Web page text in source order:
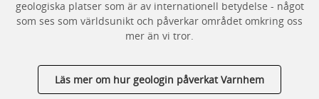
geologiska platser som är av internationell betydelse - något
som ses som världsunikt och påverkar området omkring oss
mer än vi tror.
Läs mer om hur geologin påverkat Varnhem